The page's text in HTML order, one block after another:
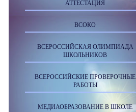
АТТЕСТАЦИЯ
ВСОКО
ВСЕРОССИЙСКАЯ ОЛИМПИАДА
ШКОЛЬНИКОВ
ВСЕРОССИЙСКИЕ ПРОВЕРОЧНЫЕ
РАБОТЫ
МЕДИАОБРАЗОВАНИЕ В ШКОЛЕ